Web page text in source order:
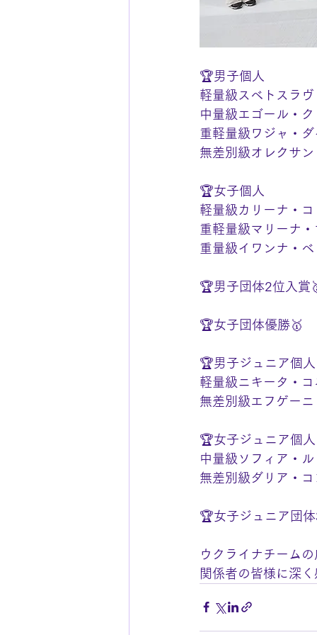
🏆男子個人
軽量級スベトスラ
中量級エゴール・
重軽量級ワジャ・
無差別級オレクサ
🏆女子個人
軽量級カリーナ・
重軽量級マリーナ
重量級イワンナ・
🏆男子団体2位入賞
🏆女子団体優勝🥇
🏆男子ジュニア個人
軽量級ニキータ・
無差別級エフゲー
🏆女子ジュニア個人
中量級ソフィア・
無差別級ダリア・
🏆女子ジュニア団
ウクライナチーム
関係者の皆様に深